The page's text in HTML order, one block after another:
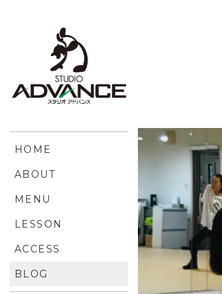
HOME
ABOUT
MENU
LESSON
ACCESS
BLOG